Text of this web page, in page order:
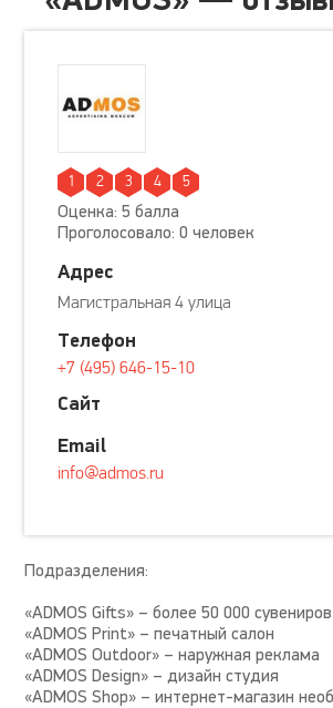
1 2 3 4 5
Оценка: 5 балла
Проголосовало: 0 человек
Адрес
Магистральная 4 улица
Телефон
+7 (495) 646-15-10
Сайт
Email
info@admos.ru
Подразделения:
«ADMOS Gifts» – более 50 000
«ADMOS Print» – печатный салон
«ADMOS Outdoor» – наружная реклама
«ADMOS Design» – дизайн студия
«ADMOS Shop» – интернет-магазин